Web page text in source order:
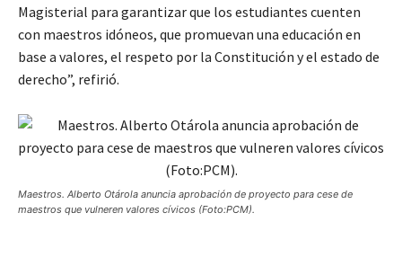
Magisterial para garantizar que los estudiantes cuenten
con maestros idóneos, que promuevan una educación en
base a valores, el respeto por la Constitución y el estado de
derecho”, refirió.
Maestros. Alberto Otárola anuncia aprobación de proyecto para cese de
maestros que vulneren valores cívicos (Foto:PCM).